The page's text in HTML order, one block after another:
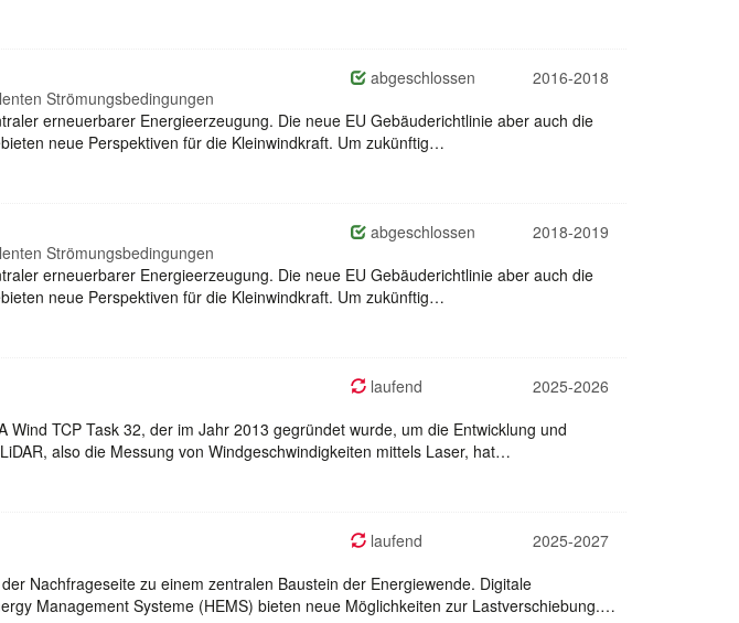
abgeschlossen
2016-2018
Strömungsbedingungen
erneuerbarer Energieerzeugung. Die neue EU Gebäuderichtlinie aber auch die
neue Perspektiven für die Kleinwindkraft. Um zukünftig…
abgeschlossen
2018-2019
Strömungsbedingungen
erneuerbarer Energieerzeugung. Die neue EU Gebäuderichtlinie aber auch die
neue Perspektiven für die Kleinwindkraft. Um zukünftig…
laufend
2025-2026
TCP Task 32, der im Jahr 2013 gegründet wurde, um die Entwicklung und
also die Messung von Windgeschwindigkeiten mittels Laser, hat…
laufend
2025-2027
Nachfrageseite zu einem zentralen Baustein der Energiewende. Digitale
Management Systeme (HEMS) bieten neue Möglichkeiten zur Lastverschiebung.…